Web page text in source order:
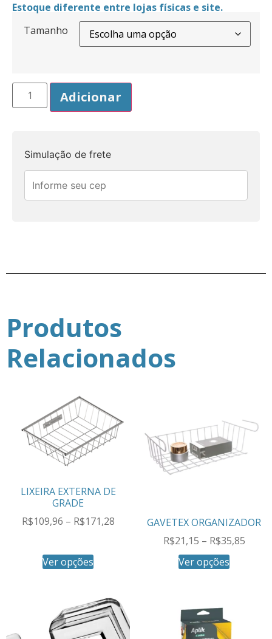
Estoque diferente entre lojas físicas e site.
Tamanho
Adicionar
Simulação de frete
Produtos
Relacionados
LIXEIRA EXTERNA DE
GRADE
R$109,96 – R$171,28
Ver opções
GAVETEX ORGANIZADOR
R$21,15 – R$35,85
Ver opções